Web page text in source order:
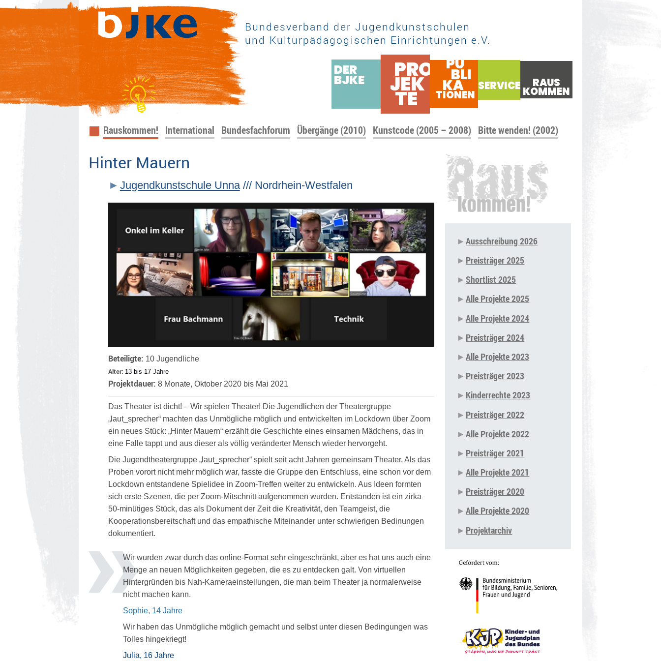
Bundesverband der Jugendkunstschulen
und Kulturpädagogischen Einrichtungen e.V.
DER
BJKE PRO
JEK
TE
PU
BLI
KA
TIONEN
SERVICE RAUS
KOMMEN
Navigation
Rauskommen! International Bundesfachforum Übergänge (2010) Kunstcode (2005 – 2008) Bitte wenden! (2002)
Hinter Mauern
Jugendkunstschule Unna/// Nordrhein-Westfalen
Beteiligte: 10 Jugendliche
Alter: 13 bis 17 Jahre
Projektdauer: 8 Monate, Oktober 2020 bis Mai 2021
Das Theater ist dicht! – Wir spielen Theater! Die Jugendlichen der Theatergruppe
„laut_sprecher“ machten das Unmögliche möglich und entwickelten im Lockdown über Zoom
ein neues Stück: „Hinter Mauern“ erzählt die Geschichte eines einsamen Mädchens, das in
eine Falle tappt und aus dieser als völlig veränderter Mensch wieder hervorgeht.
Die Jugendtheatergruppe „laut_sprecher“ spielt seit acht Jahren gemeinsam Theater. Als das
Proben vorort nicht mehr möglich war, fasste die Gruppe den Entschluss, eine schon vor dem
Lockdown entstandene Spielidee in Zoom-Treffen weiter zu entwickeln. Aus Ideen formten
sich erste Szenen, die per Zoom-Mitschnitt aufgenommen wurden. Entstanden ist ein zirka
50-minütiges Stück, das als Dokument der Zeit die Kreativität, den Teamgeist, die
Kooperationsbereitschaft und das empathische Miteinander unter schwierigen Bedinungen
dokumentiert.
Wir wurden zwar durch das online-Format sehr eingeschränkt, aber es hat uns auch eine
Menge an neuen Möglichkeiten gegeben, die es zu entdecken galt. Von virtuellen
Hintergründen bis Nah-Kameraeinstellungen, die man beim Theater ja normalerweise
nicht machen kann.
Sophie, 14 Jahre
Wir haben das Unmögliche möglich gemacht und selbst unter diesen Bedingungen was
Tolles hingekriegt!
Julia, 16 Jahre
überspringen
Ausschreibung 2026
Preisträger 2025
Shortlist 2025
Alle Projekte 2025
Alle Projekte 2024
Preisträger 2024
Alle Projekte 2023
Preisträger 2023
Kinderrechte 2023
Preisträger 2022
Alle Projekte 2022
Preisträger 2021
Alle Projekte 2021
Preisträger 2020
Alle Projekte 2020
Projektarchiv